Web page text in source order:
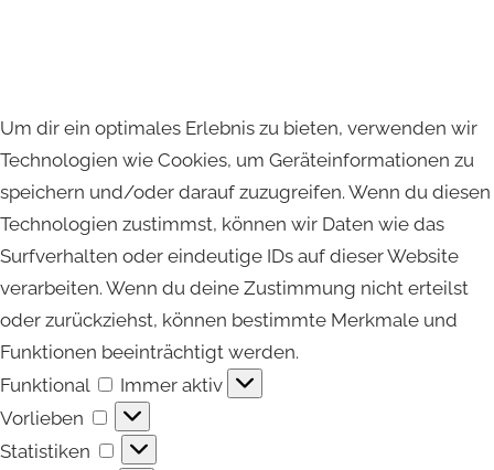
Um dir ein optimales Erlebnis zu bieten, verwenden wir
Technologien wie Cookies, um Geräteinformationen zu
speichern und/oder darauf zuzugreifen. Wenn du diesen
Technologien zustimmst, können wir Daten wie das
Surfverhalten oder eindeutige IDs auf dieser Website
verarbeiten. Wenn du deine Zustimmung nicht erteilst
oder zurückziehst, können bestimmte Merkmale und
Funktionen beeinträchtigt werden.
Funktional
Funktional
Immer aktiv
Vorlieben
Vorlieben
Statistiken
Statistiken